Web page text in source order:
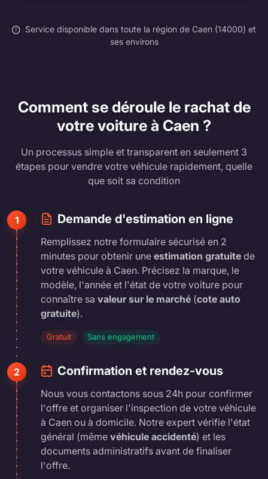
Service disponible dans toute la région de Caen (14000) et
ses environs
Comment se déroule le rachat de
votre voiture à Caen ?
Un processus simple et transparent en seulement 3
étapes pour vendre votre véhicule rapidement, quelle
que soit sa condition
1 Demande d'estimation en ligne
Remplissez notre formulaire sécurisé en 2
minutes pour obtenir une estimation gratuite de
votre véhicule à Caen. Précisez la marque, le
modèle, l'année et l'état de votre voiture pour
connaître sa valeur sur le marché (cote auto
gratuite).
Gratuit Sans engagement
2 Confirmation et rendez-vous
Nous vous contactons sous 24h pour confirmer
l'offre et organiser l'inspection de votre véhicule
à Caen ou à domicile. Notre expert vérifie l'état
général (même véhicule accidenté) et les
documents administratifs avant de finaliser
l'offre.